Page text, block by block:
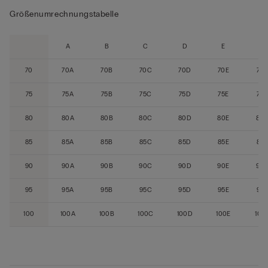
Größenumrechnungstabelle
A B C D E
70 70A 70B 70C 70D 70E 70F
75 75A 75B 75C 75D 75E 75F
80 80A 80B 80C 80D 80E 80F
85 85A 85B 85C 85D 85E 85F
90 90A 90B 90C 90D 90E 90F
95 95A 95B 95C 95D 95E 95F
100 100A 100B 100C 100D 100E